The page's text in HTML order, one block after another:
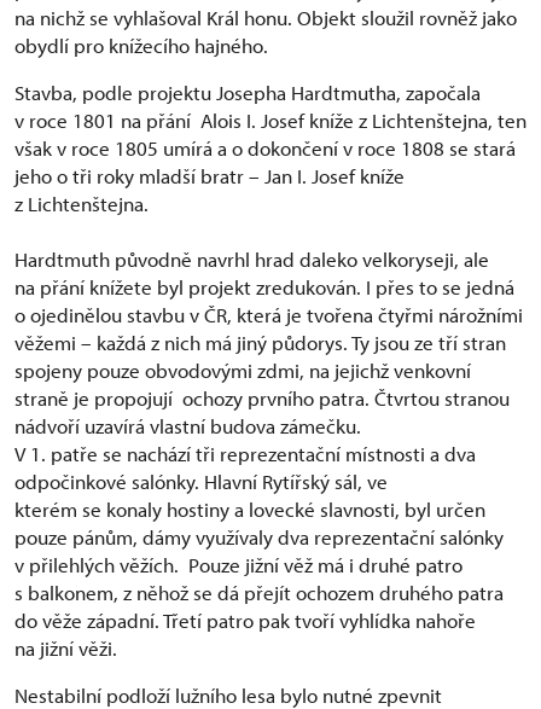
na nichž se vyhlašoval Král honu. Objekt sloužil rovněž jako
obydlí pro knížecího hajného.
Stavba, podle projektu Josepha Hardtmutha, započala
v roce 1801 na přání Alois I. Josef kníže z Lichtenštejna, ten
však v roce 1805 umírá a o dokončení v roce 1808 se stará
jeho o tři roky mladší bratr – Jan I. Josef kníže
z Lichtenštejna.
Hardtmuth původně navrhl hrad daleko velkoryseji, ale
na přání knížete byl projekt zredukován. I přes to se jedná
o ojedinělou stavbu v ČR, která je tvořena čtyřmi nárožními
věžemi – každá z nich má jiný půdorys. Ty jsou ze tří stran
spojeny pouze obvodovými zdmi, na jejichž venkovní
straně je propojují ochozy prvního patra. Čtvrtou stranou
nádvoří uzavírá vlastní budova zámečku.
V 1. patře se nachází tři reprezentační místnosti a dva
odpočinkové salónky. Hlavní Rytířský sál, ve
kterém se konaly hostiny a lovecké slavnosti, byl určen
pouze pánům, dámy využívaly dva reprezentační salónky
v přilehlých věžích. Pouze jižní věž má i druhé patro
s balkonem, z něhož se dá přejít ochozem druhého patra
do věže západní. Třetí patro pak tvoří vyhlídka nahoře
na jižní věži.
Nestabilní podloží lužního lesa bylo nutné zpevnit